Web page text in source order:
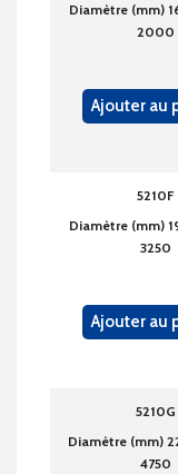
Diamètre (mm)
2000
Ajouter au
5210F
Diamètre (mm)
3250
Ajouter au
5210G
Diamètre (mm)
4750